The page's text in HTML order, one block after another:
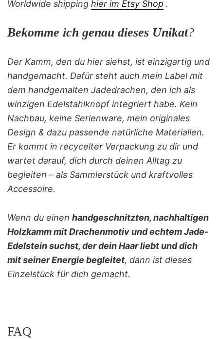
Worldwide shipping hier im Etsy Shop .
Bekomme ich genau dieses Unikat?
Der Kamm, den du hier siehst, ist einzigartig und
handgemacht. Dafür steht auch mein Label mit
dem handgemalten Jadedrachen, den ich als
winzigen Edelstahlknopf integriert habe. Kein
Nachbau, keine Serienware, mein originales
Design & dazu passende natürliche Materialien.
Er kommt in recycelter Verpackung zu dir und
wartet darauf, dich durch deinen Alltag zu
begleiten – als Sammlerstück und kraftvolles
Accessoire.
Wenn du einen handgeschnitzten, nachhaltigen
Holzkamm mit Drachenmotiv und echtem Jade-
Edelstein suchst, der dein Haar liebt und dich
mit seiner Energie begleitet, dann ist dieses
Einzelstück für dich gemacht.
FAQ